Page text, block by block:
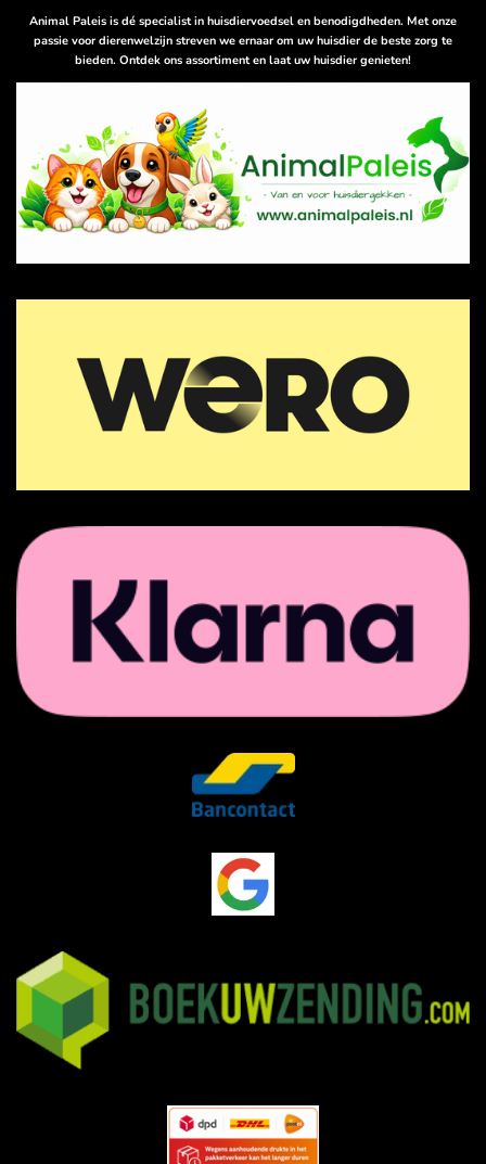
p
p
Animal Paleis is dé specialist in huisdiervoedsel en benodigdheden. Met onze
passie voor dierenwelzijn streven we ernaar om uw huisdier de beste zorg te
bieden. Ontdek ons assortiment en laat uw huisdier genieten!